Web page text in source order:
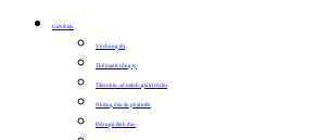
Giới thiệu
Về chúng tôi
Thế mạnh công ty
Tầm nhìn, sứ mệnh, giá trị cốt lõi
Những dấu ấn phát triển
Đội ngũ lãnh đạo